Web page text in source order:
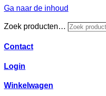
Ga naar de inhoud
Zoek producten…
Contact
Login
Winkelwagen